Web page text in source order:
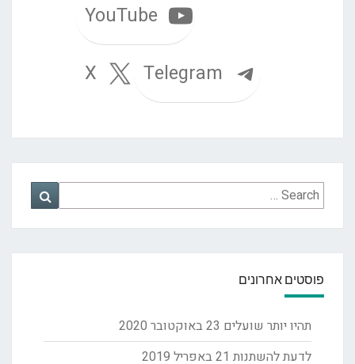
YouTube
Telegram
X
Search
for:
Search
פוסטים אחרונים
תהיו יותר שועלים 23 באוקטובר 2020
לדעת להשתנות 21 באפריל 2019